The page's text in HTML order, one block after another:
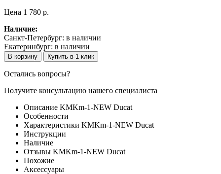
Цена 1 780 p.
Наличие:
Санкт-Петербург: в наличии
Екатеринбург: в наличии
В корзину Купить в 1 клик
Остались вопросы?
Получите консультацию нашего специалиста
Описание KMKm-1-NEW Ducat
Особенности
Характеристики KMKm-1-NEW Ducat
Инструкции
Наличие
Отзывы KMKm-1-NEW Ducat
Похожие
Аксессуары